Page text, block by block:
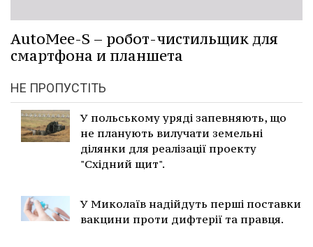
AutoMee-S – робот-чистильщик для
смартфона и планшета
НЕ ПРОПУСТІТЬ
У польському уряді запевняють, що
не планують вилучати земельні
ділянки для реалізації проекту
"Східний щит".
У Миколаїв надійдуть перші поставки
вакцини проти дифтерії та правця.